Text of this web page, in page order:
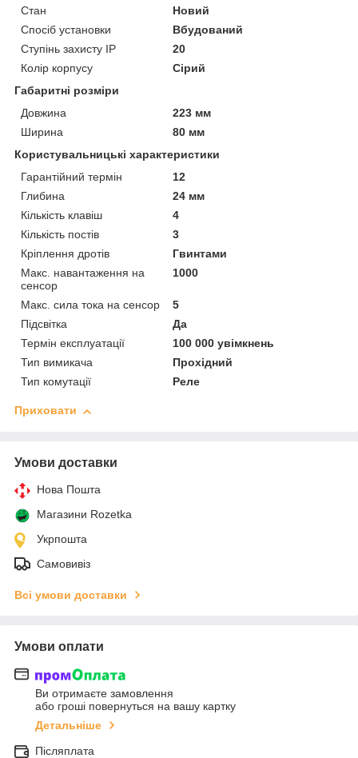
Стан
Новий
Спосіб установки
Вбудований
Ступінь захисту IP
20
Колір корпусу
Сірий
Габаритні розміри
Довжина
223 мм
Ширина
80 мм
Користувальницькі характеристики
Гарантійний термін
12
Глибина
24 мм
Кількість клавіш
4
Кількість постів
3
Кріплення дротів
Гвинтами
Макс. навантаження на
сенсор
1000
Макс. сила тока на сенсор
5
Підсвітка
Да
Термін експлуатації
100 000 увімкнень
Тип вимикача
Прохідний
Тип комутації
Реле
Приховати
Умови доставки
Нова Пошта
Магазини Rozetka
Укрпошта
Самовивіз
Всі умови доставки
Умови оплати
Ви отримаєте замовлення
або гроші повернуться на вашу картку
Детальніше
Післяплата